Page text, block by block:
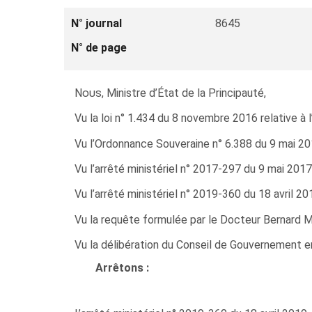
N° journal
8645
N° de page
Nous, Ministre d’État de la Principauté,
Vu la loi n° 1.434 du 8 novembre 2016 relative à
Vu l’Ordonnance Souveraine n° 6.388 du 9 mai
Vu l’arrêté ministériel n° 2017-297 du 9 mai
Vu l’arrêté ministériel n° 2019-360 du 18 avril
Vu la requête formulée par le Docteur Bernard
Vu la délibération du Conseil de Gouvernement
Arrêtons :